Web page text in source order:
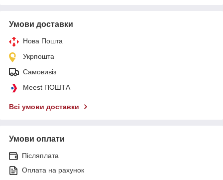
Умови доставки
Нова Пошта
Укрпошта
Самовивіз
Meest ПОШТА
Всі умови доставки
Умови оплати
Післяплата
Оплата на рахунок